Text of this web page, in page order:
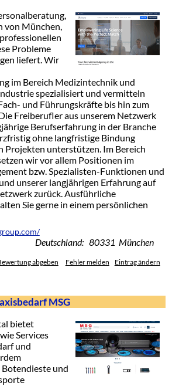
von München,
Probleme
liefert. Wir
im Bereich Medizintechnik und
spezialisiert und vermitteln
und Führungskräfte bis hin zum
Freiberufler aus unserem Netzwerk
Berufserfahrung in der Branche
ohne langfristige Bindung
Projekten unterstützen. Im Bereich
wir vor allem Positionen im
bzw. Spezialisten-Funktionen und
unserer langjährigen Erfahrung auf
zurück. Ausführliche
Sie gerne in einem persönlichen
Deutschland: 80331 München
abgeben Fehler melden Eintrag ändern
MSG
bietet
Services
und
und